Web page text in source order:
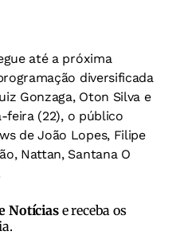
até a próxima
diversificada
Gonzaga, Oton Silva e
feira (22), o público
de João Lopes, Filipe
Nattan, Santana O
Notíciase receba os